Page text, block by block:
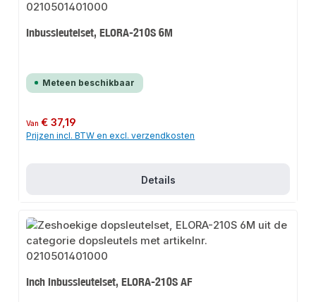
Inbussleutelset, ELORA-210S 6M
Meteen beschikbaar
Normale prijs:
Van€ 37,19
Prijzen incl. BTW en excl. verzendkosten
Details
Inch inbussleutelset, ELORA-210S AF